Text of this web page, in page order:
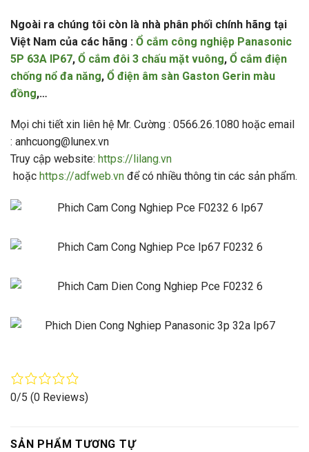
Ngoài ra chúng tôi còn là nhà phân phối chính hãng tại
Việt Nam của các hãng : Ổ cắm công nghiệp Panasonic
5P 63A IP67, Ổ cắm đôi 3 chấu mặt vuông, Ổ cắm điện
chống nổ đa năng, Ổ điện âm sàn Gaston Gerin màu
đồng,…
Mọi chi tiết xin liên hệ Mr. Cường : 0566.26.1080 hoặc email
: anhcuong@lunex.vn
Truy cập website: https://lilang.vn
hoặc https://adfweb.vn để có nhiều thông tin các sản phẩm.
0/5 (0 Reviews)
SẢN PHẨM TƯƠNG TỰ